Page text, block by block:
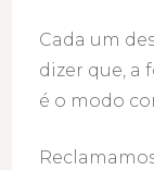
Cada um
dizer que, a
é o modo